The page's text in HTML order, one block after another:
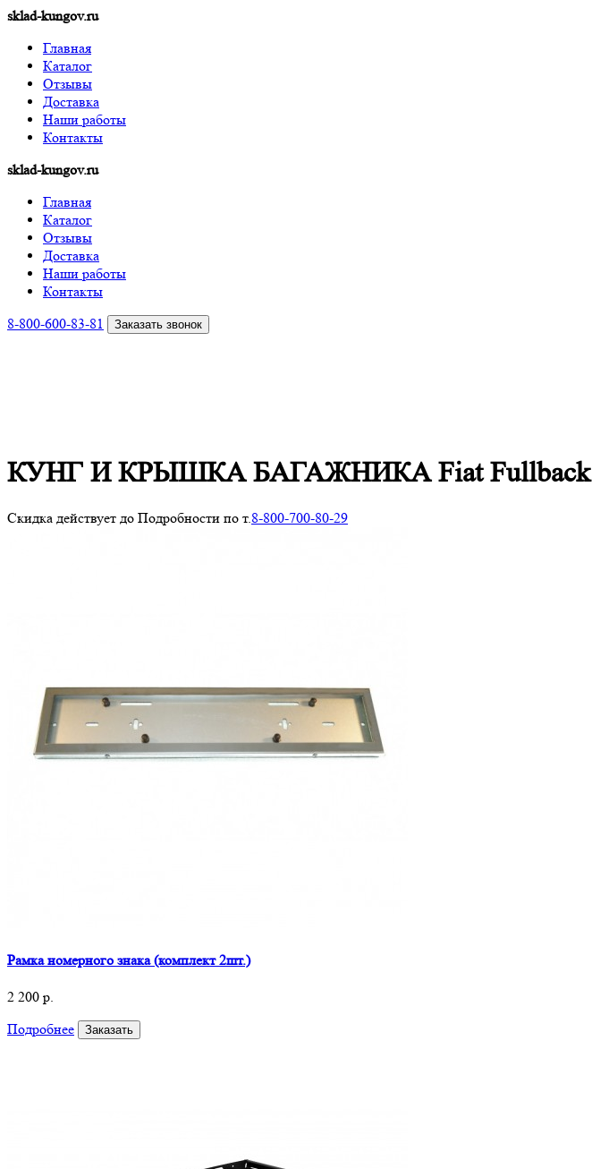
sklad-kungov.ru
Главная
Каталог
Отзывы
Доставка
Наши работы
Контакты
sklad-kungov.ru
Главная
Каталог
Отзывы
Доставка
Наши работы
Контакты
8-800-600-83-81
Заказать звонок
КУНГ И КРЫШКА БАГАЖНИКА Fiat Fullback
Скидка действует до Подробности по т.8-800-700-80-29
Рамка номерного знака (комплект 2шт.)
2 200 р.
Подробнее
Заказать